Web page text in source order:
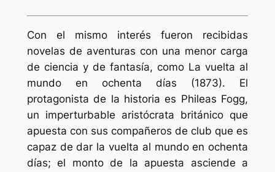
Con el mismo interés fueron recibidas
novelas de aventuras con una menor carga
de ciencia y de fantasía, como La vuelta al
mundo en ochenta días (1873). El
protagonista de la historia es Phileas Fogg,
un imperturbable aristócrata británico que
apuesta con sus compañeros de club que es
capaz de dar la vuelta al mundo en ochenta
días; el monto de la apuesta asciende a